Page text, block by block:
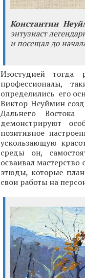
Константин
энтузиаст
и посещал до
Изостудией тогда
профессионалы,
определились его
Виктор Неуймин
Дальнего
демонстрируют
позитивное
ускользающую
среды он,
осваивал
этюды, которые
свои работы на